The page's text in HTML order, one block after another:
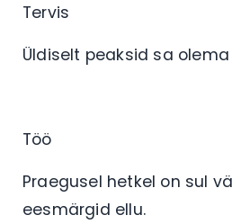
Tervis
Üldiselt peaksid sa
Töö
Praegusel hetkel on sul
eesmärgid ellu.